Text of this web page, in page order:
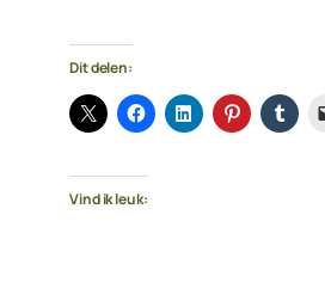
Dit delen:
Vind ik leuk: